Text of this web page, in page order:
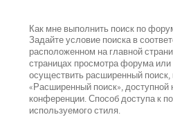
Как мне выполнить поиск по
Задайте условие поиска в
расположенном на главной
страницах просмотра форума
осуществить расширенный
«Расширенный поиск», доступной
конференции. Способ доступа к
используемого стиля.